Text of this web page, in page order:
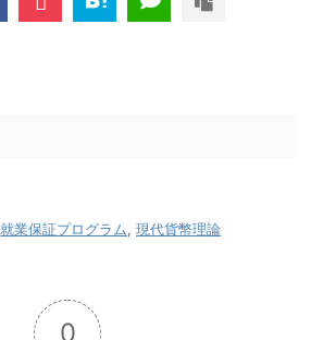
就業保証プログラム, 現代貨幣理論
0